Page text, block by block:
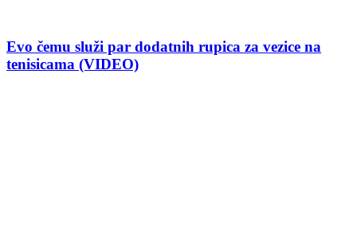
Evo čemu služi par dodatnih rupica za vezice na
tenisicama (VIDEO)